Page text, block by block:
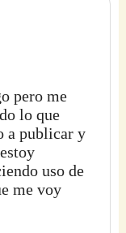
pero me
lo que
a publicar y
uso de
me voy